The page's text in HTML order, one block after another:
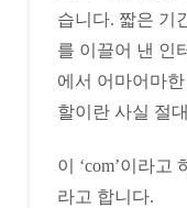
습니다. 짧은 기
를 이끌어 낸 인
에서 어마어마
할이란 사실 절
이 ‘com’이라고
라고 합니다.